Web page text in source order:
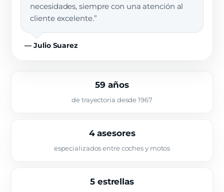
necesidades, siempre con una atención al
cliente excelente.”
— Julio Suarez
59 años
de trayectoria desde 1967
4 asesores
especializados entre coches y motos
5 estrellas